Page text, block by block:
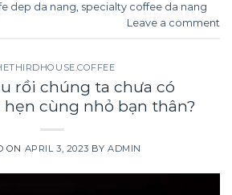
dep da nang, specialty coffee da nang
Leave a comment
rồi chúng ta chưa có
cùng nhỏ bạn thân?
ON APRIL 3, 2023 BYADMIN